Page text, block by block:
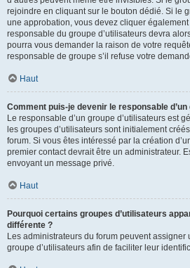
rejoindre en cliquant sur le bouton dédié. Si le
une approbation, vous devez cliquer
responsable du groupe d’utilisateurs devra
pourra vous demander la raison de votre
responsable de groupe s’il refuse votre
Haut
Comment puis-je devenir le responsable
Le responsable d’un groupe d’utilisateurs est
les groupes d’utilisateurs sont initialement
forum. Si vous êtes intéressé par la création
premier contact devrait être un administrateur.
envoyant un message privé.
Haut
Pourquoi certains groupes d’utilisateurs
différente ?
Les administrateurs du forum peuvent assigner
groupe d’utilisateurs afin de faciliter leur